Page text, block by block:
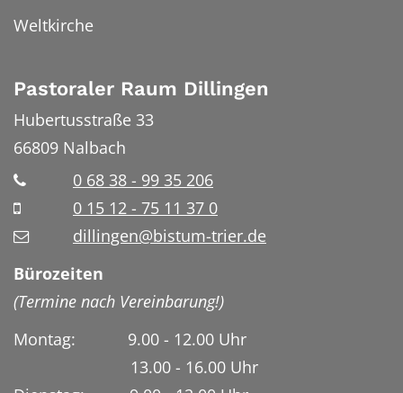
Weltkirche
Pastoraler Raum Dillingen
Hubertusstraße 33
66809 Nalbach
0 68 38 - 99 35 206
0 15 12 - 75 11 37 0
dillingen@bistum-trier.de
Bürozeiten
(Termine nach Vereinbarung!)
Montag: 9.00 - 12.00 Uhr
13.00 - 16.00 Uhr